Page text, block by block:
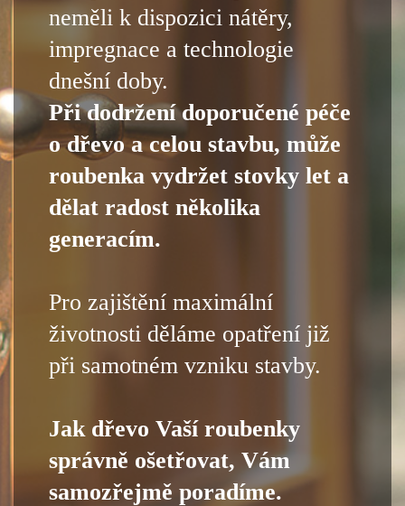
neměli k dispozici nátěry,
impregnace a technologie
dnešní doby.
Při dodržení doporučené péče
o dřevo a celou stavbu, může
roubenka vydržet stovky let a
dělat radost několika
generacím.
Pro zajištění maximální
životnosti děláme opatření již
při samotném vzniku stavby.
Jak dřevo Vaší roubenky
správně ošetřovat, Vám
samozřejmě poradíme.